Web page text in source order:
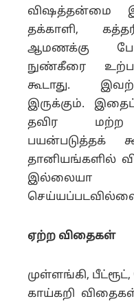
விஷத்தன்மை
தக்காளி,
ஆமணக்கு
நுண்கீரை
கூடாது.
இருக்கும்.
தவிர மற்ற
பயன்படுத்தக்
தானியங்களில்
இல்லையா
ஏற்ற விதைகள்
முள்ளங்கி,
காய்கறி